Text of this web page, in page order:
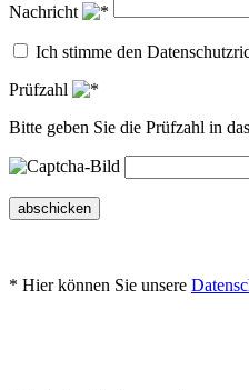
Nachricht
Ich stimme den
Prüfzahl
Bitte geben Sie die Prüfzahl in
abschicken
* Hier können Sie unsere